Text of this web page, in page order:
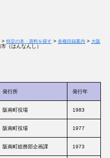
> 特定の本・資料を探す> 各種目録案内 > 大阪
（はんなんし）
発行所 発行年
阪南町役場 1983
阪南町役場 1977
阪南町総務部企画課 1973